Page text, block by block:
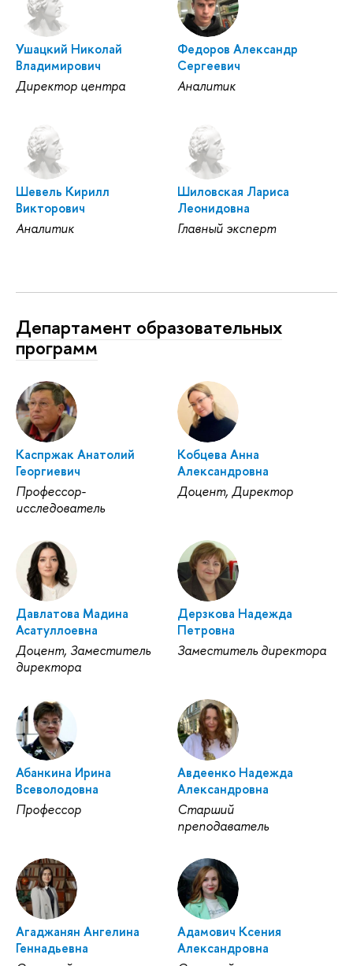
Ушацкий Николай
Владимирович
Директор центра
Федоров Александр
Сергеевич
Аналитик
Шевель Кирилл
Викторович
Аналитик
Шиловская Лариса
Леонидовна
Главный эксперт
Департамент образовательных
программ
Каспржак Анатолий
Георгиевич
Профессор-
исследователь
Кобцева Анна
Александровна
Доцент, Директор
Давлатова Мадина
Асатуллоевна
Доцент, Заместитель
директора
Дерзкова Надежда
Петровна
Заместитель директора
Абанкина Ирина
Всеволодовна
Профессор
Авдеенко Надежда
Александровна
Старший
преподаватель
Агаджанян Ангелина
Геннадьевна
Адамович Ксения
Александровна